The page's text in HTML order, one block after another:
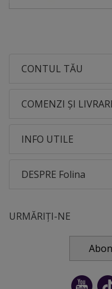
CONTUL TĂU
COMENZI ȘI
INFO UTILE
DESPRE Folina
URMĂRIȚI-NE